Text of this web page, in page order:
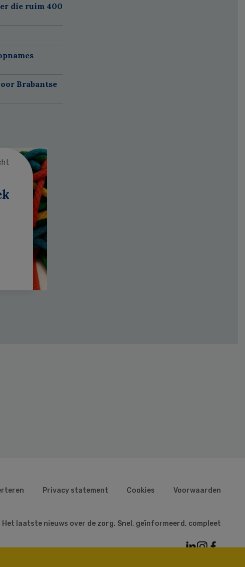
die ruim 400
Brabantse
Privacy statement Cookies Voorwaarden
Het laatste nieuws over de zorg. Snel, geïnformeerd, compleet